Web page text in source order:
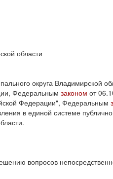
области
округа Владимирской
Федеральным законом от
Федерации", Федеральным
в единой системе
вопросов